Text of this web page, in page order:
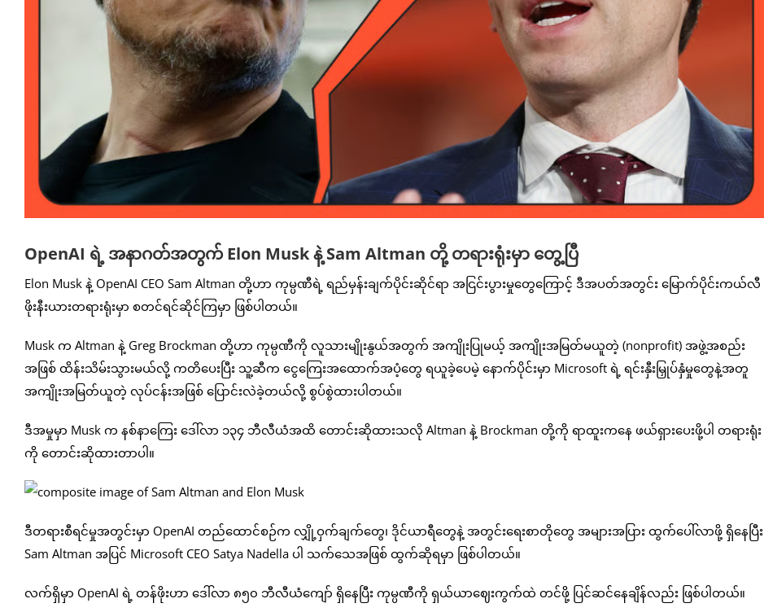
OpenAI ရဲ့ အနာဂတ်အတွက် Elon Musk နဲ့ Sam Altman တို့ တရားရုံးမှာ တွေ့ပြီ
Elon Musk နဲ့ OpenAI CEO Sam Altman တို့ဟာ ကုမ္ပဏီရဲ့ ရည်မှန်းချက်ပိုင်းဆိုင်ရာ အငြင်းပွားမှုတွေကြောင့် ဒီအပတ်အတွင်း မြောက်ပိုင်းကယ်လီ
ဖိုးနီးယားတရားရုံးမှာ စတင်ရင်ဆိုင်ကြမှာ ဖြစ်ပါတယ်။
Musk က Altman နဲ့ Greg Brockman တို့ဟာ ကုမ္ပဏီကို လူသားမျိုးနွယ်အတွက် အကျိုးပြုမယ့် အကျိုးအမြတ်မယူတဲ့ (nonprofit) အဖွဲ့အစည်း
အဖြစ် ထိန်းသိမ်းသွားမယ်လို့ ကတိပေးပြီး သူ့ဆီက ငွေကြေးအထောက်အပံ့တွေ ရယူခဲ့ပေမဲ့ နောက်ပိုင်းမှာ Microsoft ရဲ့ ရင်းနှီးမြှုပ်နှံမှုတွေနဲ့အတူ
အကျိုးအမြတ်ယူတဲ့ လုပ်ငန်းအဖြစ် ပြောင်းလဲခဲ့တယ်လို့ စွပ်စွဲထားပါတယ်။
ဒီအမှုမှာ Musk က နစ်နာကြေး ဒေါ်လာ ၁၃၄ ဘီလီယံအထိ တောင်းဆိုထားသလို Altman နဲ့ Brockman တို့ကို ရာထူးကနေ ဖယ်ရှားပေးဖို့ပါ တရားရုံး
ကို တောင်းဆိုထားတာပါ။
ဒီတရားစီရင်မှုအတွင်းမှာ OpenAI တည်ထောင်စဉ်က လျှို့ဝှက်ချက်တွေ၊ ဒိုင်ယာရီတွေနဲ့ အတွင်းရေးစာတိုတွေ အများအပြား ထွက်ပေါ်လာဖို့ ရှိနေပြီး
Sam Altman အပြင် Microsoft CEO Satya Nadella ပါ သက်သေအဖြစ် ထွက်ဆိုရမှာ ဖြစ်ပါတယ်။
လက်ရှိမှာ OpenAI ရဲ့ တန်ဖိုးဟာ ဒေါ်လာ ၈၅၀ ဘီလီယံကျော် ရှိနေပြီး ကုမ္ပဏီကို ရှယ်ယာဈေးကွက်ထဲ တင်ဖို့ ပြင်ဆင်နေချိန်လည်း ဖြစ်ပါတယ်။